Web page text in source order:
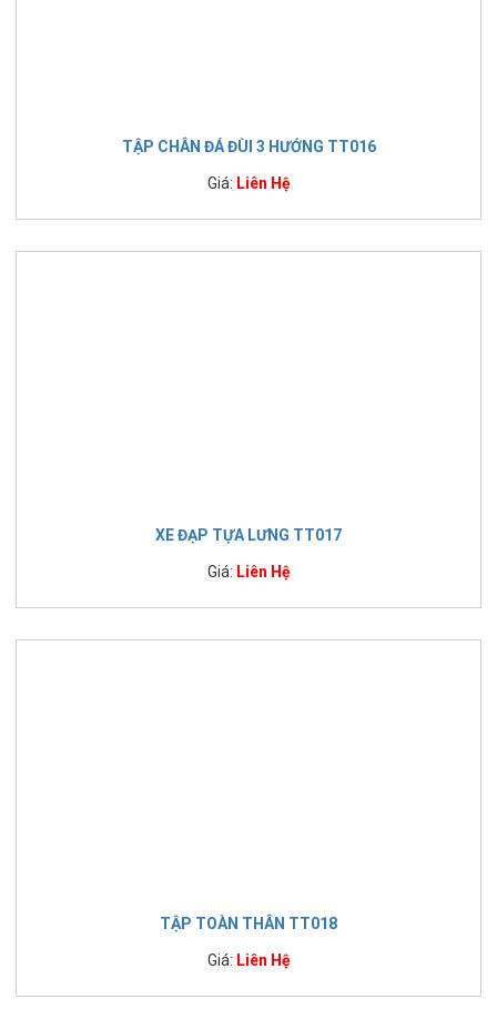
TẬP CHÂN ĐÁ ĐÙI 3 HƯỚNG TT016
Giá: Liên Hệ
XE ĐẠP TỰA LƯNG TT017
Giá: Liên Hệ
TẬP TOÀN THÂN TT018
Giá: Liên Hệ